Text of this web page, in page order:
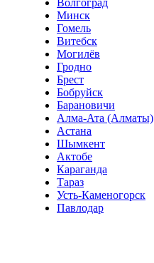
Волгоград
Минск
Гомель
Витебск
Могилёв
Гродно
Брест
Бобруйск
Барановичи
Алма-Ата (Алматы)
Астана
Шымкент
Актобе
Караганда
Тараз
Усть-Каменогорск
Павлодар